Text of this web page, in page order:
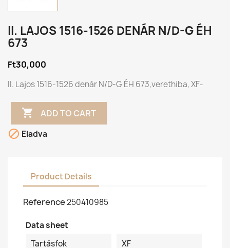
II. LAJOS 1516-1526 DENÁR N/D-G ÉH
673
Ft30,000
II. Lajos 1516-1526 denár N/D-G ÉH 673,verethiba, XF-
 ADD TO CART
 Eladva
Product Details
Reference250410985
Data sheet
Tartásfok
XF